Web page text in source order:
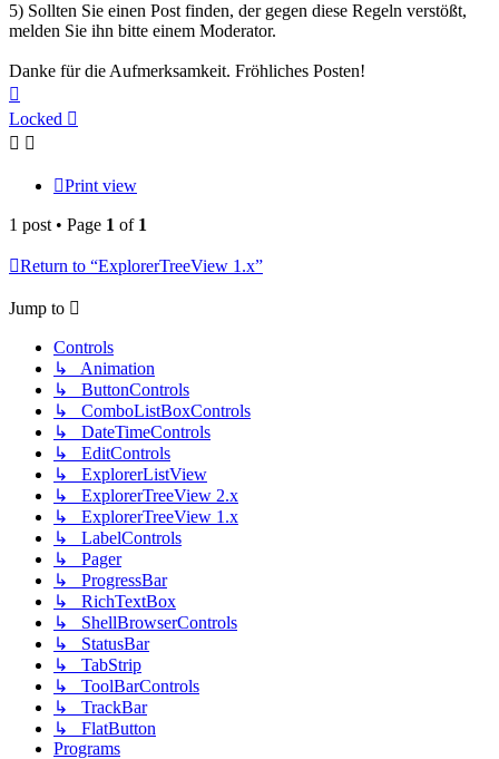
5) Sollten Sie einen Post finden, der gegen diese Regeln verstößt,
melden Sie ihn bitte einem Moderator.
Danke für die Aufmerksamkeit. Fröhliches Posten!
Locked
Print view
1 post • Page 1 of 1
Return to “ExplorerTreeView 1.x”
Jump to
Controls
↳ Animation
↳ ButtonControls
↳ ComboListBoxControls
↳ DateTimeControls
↳ EditControls
↳ ExplorerListView
↳ ExplorerTreeView 2.x
↳ ExplorerTreeView 1.x
↳ LabelControls
↳ Pager
↳ ProgressBar
↳ RichTextBox
↳ ShellBrowserControls
↳ StatusBar
↳ TabStrip
↳ ToolBarControls
↳ TrackBar
↳ FlatButton
Programs